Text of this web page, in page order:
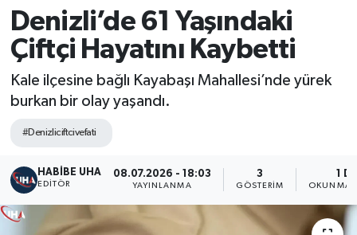
Denizli’de 61 Yaşındaki
Çiftçi Hayatını Kaybetti
Kale ilçesine bağlı Kayabaşı Mahallesi’nde yürek
burkan bir olay yaşandı.
#Denizliciftcivefati
HABİBE UHA
EDITÖR
08.07.2026 - 18:03
YAYINLANMA
3
GÖSTERIM
1
OKUNMA
Magazin
Siyaset
Trafik Durumu
Süper Lig Puan Durumu ve Fikstür
Tüm Manşetler